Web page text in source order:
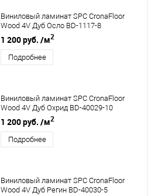
Виниловый ламинат SPC CronaFloor
Wood 4V Дуб Осло BD-1117-8
1 200 руб. /м2
Подробнее
Виниловый ламинат SPC CronaFloor
Wood 4V Дуб Охрид BD-40029-10
1 200 руб. /м2
Подробнее
Виниловый ламинат SPC CronaFloor
Wood 4V Дуб Регин BD-40030-5